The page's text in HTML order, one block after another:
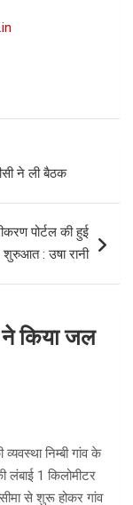
ने ली बैठक
पोर्टल की हुई
शुरुआत : उषा रानी
किया जल
निम्बी गांव के
लंबाई 1 किलोमीटर
से शुरू होकर गांव